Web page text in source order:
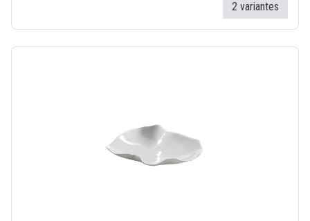
2 variantes